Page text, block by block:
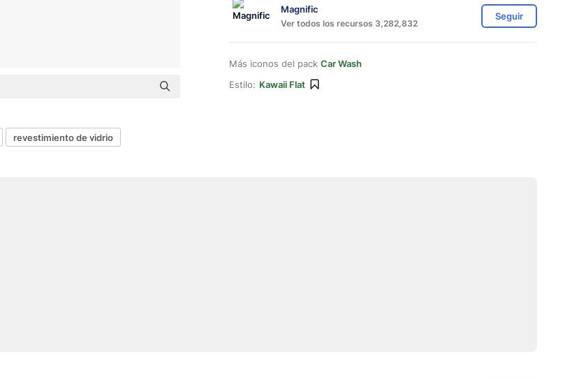
Magnific
Ver todos los recursos 3,282,832
Seguir
Más iconos del pack Car Wash
Estilo: Kawaii Flat
revestimiento de vidrio